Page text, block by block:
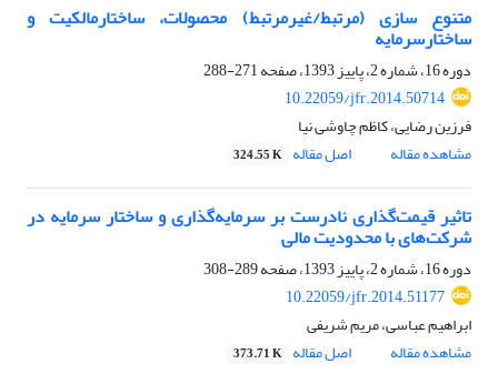
متنوع سازی (مرتبط/غیرمرتبط) محصولات، ساختارمالکیت و
ساختارسرمایه
دوره 16، شماره 2، پاییز 1393، صفحه
271-288
10.22059/jfr.2014.50714
فرزین رضایی، کاظم چاوشی نیا
مشاهده مقاله
اصل مقاله 324.55 K
تاثیر قیمت‌گذاری نادرست بر سرمایه‌گذاری و ساختار سرمایه در
شرکت‌های با محدودیت مالی
دوره 16، شماره 2، پاییز 1393، صفحه
289-308
10.22059/jfr.2014.51177
ابراهیم عباسی، مریم شریفی
مشاهده مقاله
اصل مقاله 373.71 K